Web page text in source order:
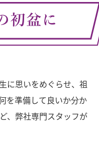
に思いをめぐらせ、祖
を準備して良いか分か
、弊社専門スタッフが